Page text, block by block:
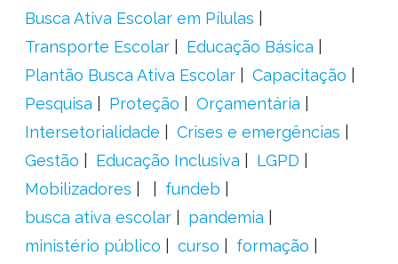
Busca Ativa Escolar em Pílulas
Transporte Escolar
Educação Básica
Plantão Busca Ativa Escolar
Capacitação
Pesquisa
Proteção
Orçamentária
Intersetorialidade
Crises e emergências
Gestão
Educação Inclusiva
LGPD
Mobilizadores
fundeb
busca ativa escolar
pandemia
ministério público
curso
formação